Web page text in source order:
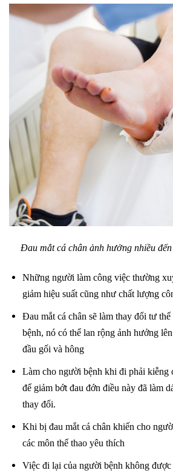
Đau mắt cá chân ảnh hưởng nhiều
Những người làm công việc thường
giảm hiệu suất cũng như chất lượng
Đau mắt cá chân sẽ làm thay đổi tư
bệnh, nócó thể lan rộng ảnh hưởng
đầu gối và hông
Làm cho người bệnh khi đi phải kiễng
để giảm bớt đau đớn điều này đã làm
thay đổi.
Khi bị đau mắt cá chân khiến cho
các môn thể thao yêu thích
Việc đi lại của người bệnh không